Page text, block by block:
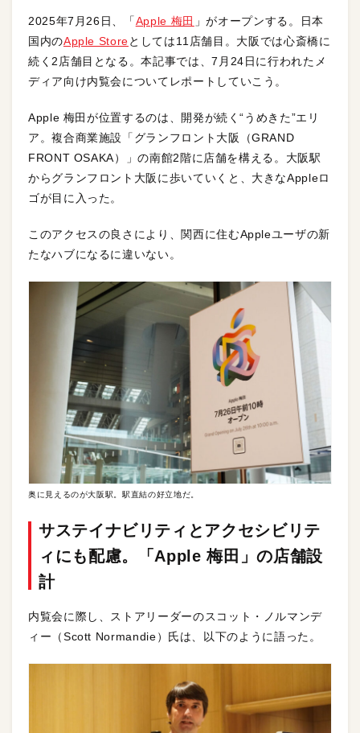
2025年7月26日、「Apple 梅田 」がオープンする。日本
国内のApple Storeとしては11店舗目。大阪では心斎橋に
続く2店舗目となる。本記事では、7月24日に行われたメ
ディア向け内覧会についてレポートしていこう。
Apple 梅田が位置するのは、開発が続く“うめきた”エリ
ア。複合商業施設「グランフロント大阪（GRAND
FRONT OSAKA）」の南館2階に店舗を構える。大阪駅
からグランフロント大阪に歩いていくと、大きなAppleロ
ゴが目に入った。
このアクセスの良さにより、関西に住むAppleユーザの新
たなハブになるに違いない。
奥に見えるのが大阪駅。駅直結の好立地だ。
サステイナビリティとアクセシビリテ
ィにも配慮。「Apple 梅田」の店舗設
計
内覧会に際し、ストアリーダーのスコット・ノルマンデ
ィー（Scott Normandie）氏は、以下のように語った。